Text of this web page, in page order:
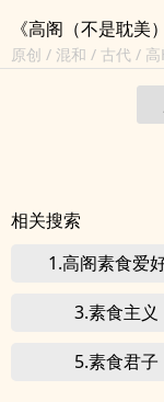
《高阁（不是耽美
原创 / 混和 / 古代 /
＊<br>避雷：女主，
艹大肚子困于高阁之
相关搜索
1.高阁素食爱
3.素食主义
5.素食君子